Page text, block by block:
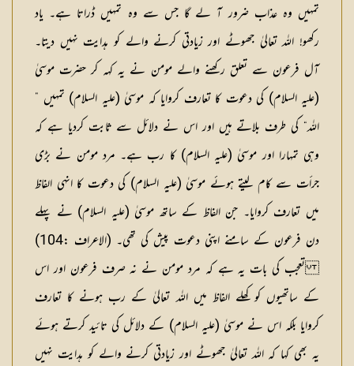
تمہیں وہ عذاب ضرور آ لے گا جس سے وہ تمہیں ڈراتا ہے۔ یاد
رکھو! اللہ تعالیٰ جھوٹے اور زیادتی کرنے والے کو ہدایت نہیں دیتا۔
آل فرعون سے تعلق رکھنے والے مومن نے یہ کہہ کر حضرت موسیٰ
(علیہ السلام) کی دعوت کا تعارف کروایا کہ موسیٰ (علیہ السلام) تمہیں ”
اللہ“ کی طرف بلاتے ہیں اور اس نے دلائل سے ثابت کردیا ہے کہ
وہی تمہارا اور موسیٰ (علیہ السلام) کا رب ہے۔ مرد مومن نے بڑی
جرأت سے کام لیتے ہوئے موسیٰ (علیہ السلام) کی دعوت کا انہی الفاظ
میں تعارف کروایا۔ جن الفاظ کے ساتھ موسیٰ (علیہ السلام) نے پہلے
دن فرعون کے سامنے اپنی دعوت پیش کی تھی۔ (الاعراف :104)
تعجب کی بات یہ ہے کہ مرد مومن نے نہ صرف فرعون اور اس
کے ساتھیوں کو کھلے الفاظ میں اللہ تعالیٰ کے رب ہونے کا تعارف
کروایا بلکہ اس نے موسیٰ (علیہ السلام) کے دلائل کی تائید کرتے ہوئے
یہ بھی کہا کہ اللہ تعالیٰ جھوٹے اور زیادتی کرنے والے کو ہدایت نہیں